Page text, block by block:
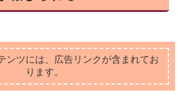
ンツには、広告リンクが含まれてお
ります。